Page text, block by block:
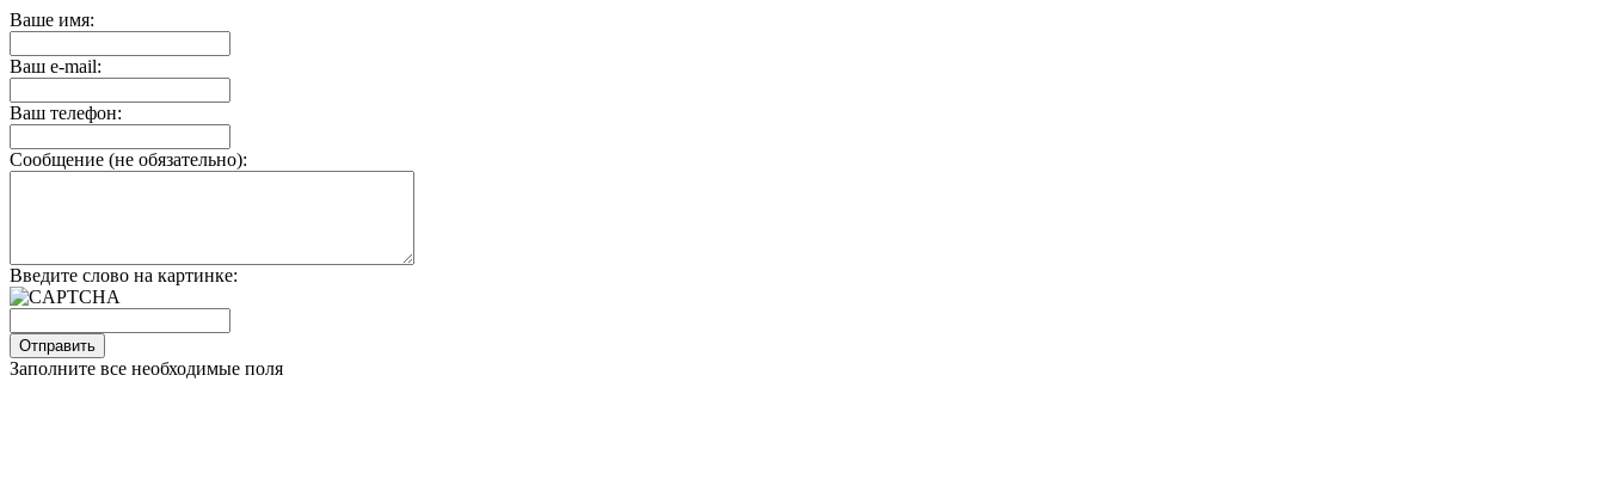
Ваше имя:
Ваш e-mail:
Ваш телефон:
Сообщение (не обязательно):
Введите слово на картинке:
Заполните все необходимые поля